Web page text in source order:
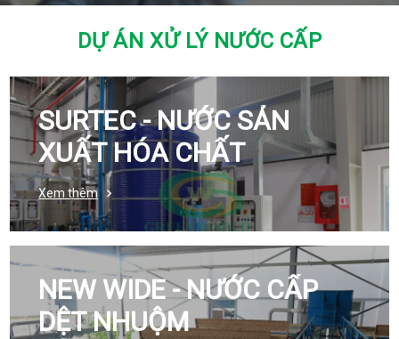
DỰ ÁN XỬ LÝ NƯỚC CẤP
SURTEC - NƯỚC SẢN
XUẤT HÓA CHẤT
Xem thêm
NEW WIDE - NƯỚC CẤP
DỆT NHUỘM